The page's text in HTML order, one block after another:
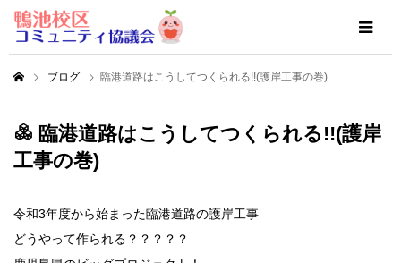
ブログ 臨港道路はこうしてつくられる!!(護岸工事の巻)
臨港道路はこうしてつくられる!!(護岸
工事の巻)
令和3年度から始まった臨港道路の護岸工事
どうやって作られる？？？？？